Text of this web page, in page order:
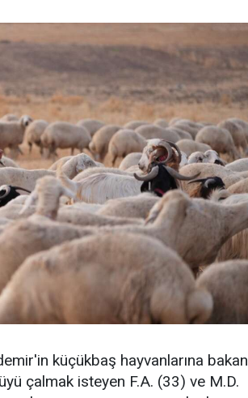
küçükbaş hayvanlarına bakan
çalmak isteyen F.A. (33) ve M.D.